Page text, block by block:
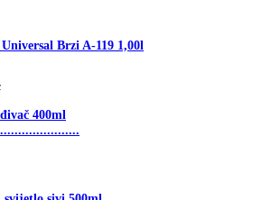
Brzi A-119 1,00l
400ml